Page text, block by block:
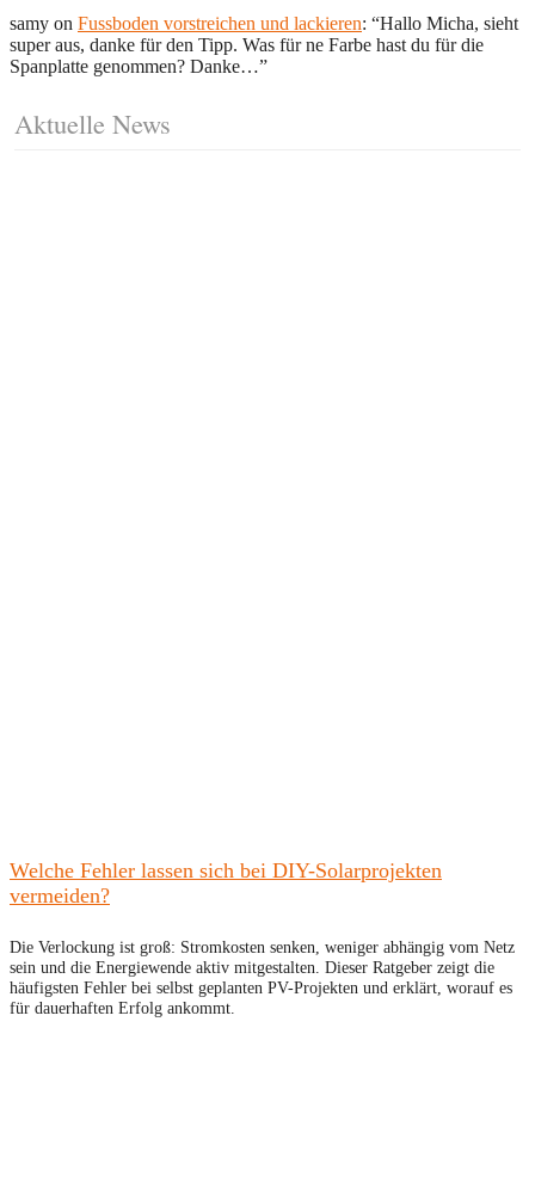
samy on Fussboden vorstreichen und lackieren: “Hallo Micha, sieht
super aus, danke für den Tipp. Was für ne Farbe hast du für die
Spanplatte genommen? Danke…”
Aktuelle News
Welche Fehler lassen sich bei DIY-Solarprojekten
vermeiden?
Die Verlockung ist groß: Stromkosten senken, weniger abhängig vom Netz
sein und die Energiewende aktiv mitgestalten. Dieser Ratgeber zeigt die
häufigsten Fehler bei selbst geplanten PV-Projekten und erklärt, worauf es
für dauerhaften Erfolg ankommt.